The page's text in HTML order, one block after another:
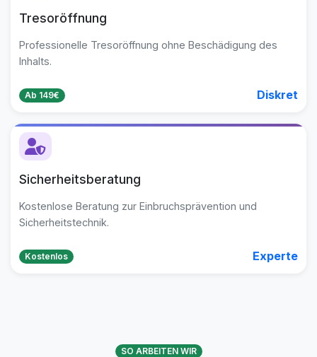
Tresoröffnung
Professionelle Tresoröffnung ohne Beschädigung des
Inhalts.
Ab 149€ Diskret
Sicherheitsberatung
Kostenlose Beratung zur Einbruchsprävention und
Sicherheitstechnik.
Kostenlos Experte
SO ARBEITEN WIR